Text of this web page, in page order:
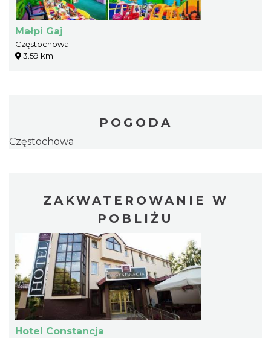
Małpi Gaj
Częstochowa
3.59 km
POGODA
Częstochowa
ZAKWATEROWANIE W
POBLIŻU
Hotel Constancja